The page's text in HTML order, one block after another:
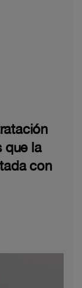
que la
con